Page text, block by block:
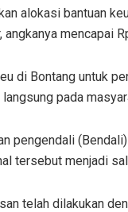
alokasi bantuan
mencapai
di Bontang untuk
pada
pengendali
tersebut menjadi
telah dilakukan